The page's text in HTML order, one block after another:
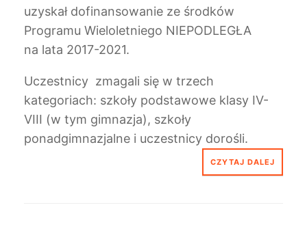
uzyskał dofinansowanie ze środków
Programu Wieloletniego NIEPODLEGŁA
na lata 2017-2021.
Uczestnicy zmagali się w trzech
kategoriach: szkoły podstawowe klasy IV-
VIII (w tym gimnazja), szkoły
ponadgimnazjalne i uczestnicy dorośli.
CZYTAJ DALEJ